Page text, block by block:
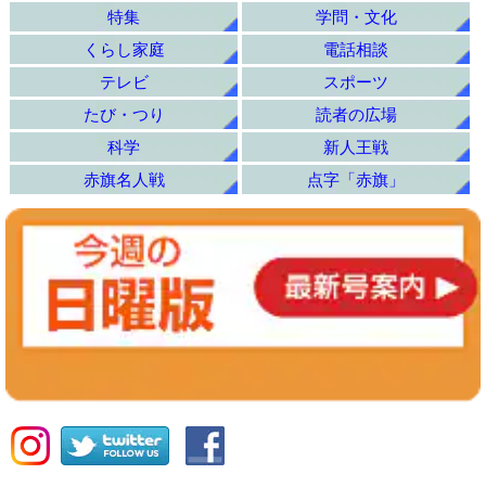
特集
学問・文化
くらし家庭
電話相談
テレビ
スポーツ
たび・つり
読者の広場
科学
新人王戦
赤旗名人戦
点字「赤旗」